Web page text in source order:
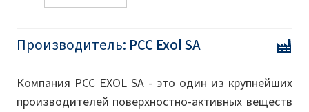
Производитель: PCC Exol SA
Компания PCC EXOL SA - это один из крупнейших
производителей поверхностно-активных веществ